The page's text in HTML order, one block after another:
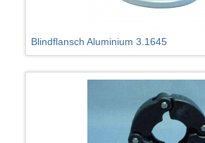
Blindflansch Aluminium 3.1645